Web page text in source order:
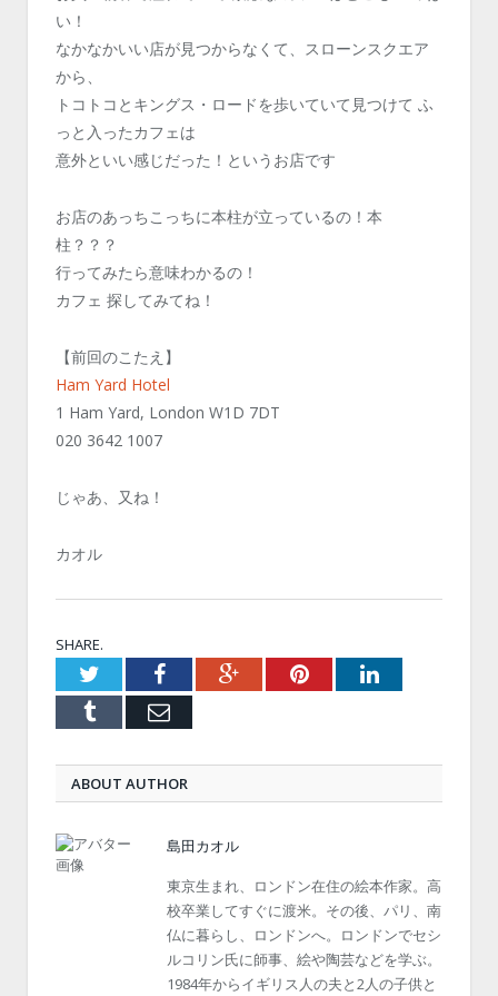
い！
なかなかいい店が見つからなくて、スローンスクエア
から、
トコトコとキングス・ロードを歩いていて見つけて ふ
っと入ったカフェは
意外といい感じだった！というお店です
お店のあっちこっちに本柱が立っているの！本
柱？？？
行ってみたら意味わかるの！
カフェ 探してみてね！
【前回のこたえ】
Ham Yard Hotel
1 Ham Yard, London W1D 7DT
020 3642 1007
じゃあ、又ね！
カオル
SHARE.
TwitterFacebookGoogle+PinterestLinkedIn
Tumblr Email
ABOUT AUTHOR
島田カオル
東京生まれ、ロンドン在住の絵本作家。高
校卒業してすぐに渡米。その後、パリ、南
仏に暮らし、ロンドンへ。ロンドンでセシ
ルコリン氏に師事、絵や陶芸などを学ぶ。
1984年からイギリス人の夫と2人の子供と